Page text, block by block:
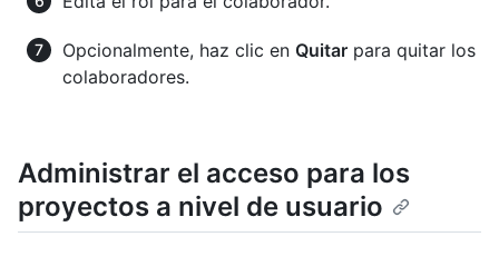
Opcionalmente, haz clic en Quitar para quitar los
colaboradores.
Administrar el acceso para los
proyectos a nivel de usuario